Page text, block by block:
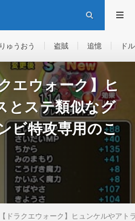
りゅうおう 盗賊 追憶 ド
エウォーク】ヒ
とステ類似なグ
ビ特攻専用のこ
ドラクエウォーク】ヒュンケルやアト